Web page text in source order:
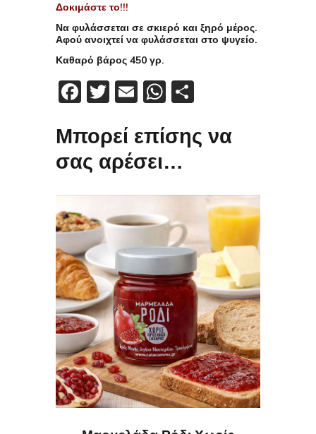
Δοκιμάστε το!!!
Να φυλάσσεται σε σκιερό και ξηρό μέρος.
Αφού ανοιχτεί να φυλάσσεται στο ψυγείο.
Καθαρό βάρος 450 γρ.
Facebook
Twitter
EmailWhatsApp
Μπορεί επίσης να
σας αρέσει…